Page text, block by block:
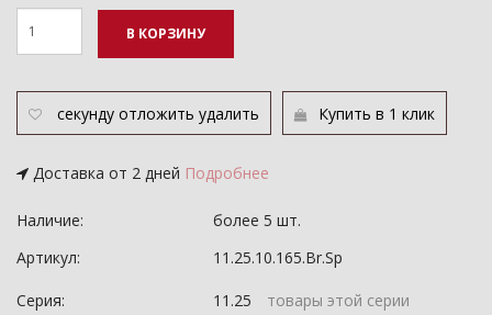
В КОРЗИНУ
секунду отложить удалить Купить в 1 клик
Доставка от 2 дней Подробнее
Наличие:
более 5 шт.
Артикул:
11.25.10.165.Br.Sp
Серия: 11.25 товары этой серии